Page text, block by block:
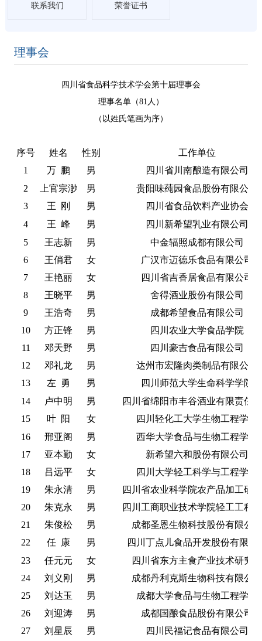
联系我们 荣誉证书
理事会
四川省食品科学技术学会第十届理事会
理事名单（81人）
（以姓氏笔画为序）
序号 姓名 性别
工作单位
1
万 鹏 男
四川省川南酿造有限公司
2
上官宗渺 男
贵阳味莼园食品股份有限公司
3
王 刚 男
四川省食品饮料产业协会
4
王峰 男
四川新希望乳业有限公司
5
王志新 男
中金辐照成都有限公司
6
王俏君 女
广汉市迈德乐食品有限公司
7
王艳丽 女
四川省吉香居食品有限公司
8
王晓平 男
舍得酒业股份有限公司
9
王浩奇 男
成都希望食品有限公司
10
方正锋 男
四川农业大学食品学院
11
邓天野 男
四川豪吉食品有限公司
12
邓礼龙 男
达州市宏隆肉类制品有限公司
13
左 勇 男
四川师范大学生命科学学院
14
卢中明 男
四川省绵阳市丰谷酒业有限责任
15
叶 阳 女
四川轻化工大学生物工程学院
16
邢亚阁 男
西华大学食品与生物工程学院
17
亚本勤 女
新希望六和股份有限公司
18
吕远平 女
四川大学轻工科学与工程学院
19
朱永清 男
四川省农业科学院农产品加工研
20
朱克永 男
四川工商职业技术学院轻工工程
21
朱俊松 男
成都圣恩生物科技股份有限公司
22
任 康 男
四川丁点儿食品开发股份有限公
23
任元元 女
四川省东方主食产业技术研究院
24
刘义刚 男
成都丹利克斯生物科技有限公司
25
刘达玉 男
成都大学食品与生物工程学院
26
刘迎涛 男
成都国酿食品股份有限公司
27
刘星辰 男
四川民福记食品有限公司